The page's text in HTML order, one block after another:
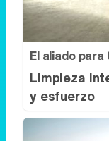
El aliado
Limpieza
y esfuerzo